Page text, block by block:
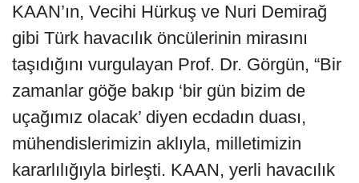
KAAN’ın, Vecihi Hürkuş ve Nuri Demirağ
gibi Türk havacılık öncülerinin mirasını
taşıdığını vurgulayan Prof. Dr. Görgün, “Bir
zamanlar göğe bakıp ‘bir gün bizim de
uçağımız olacak’ diyen ecdadın duası,
mühendislerimizin aklıyla, milletimizin
kararlılığıyla birleşti. KAAN, yerli havacılık